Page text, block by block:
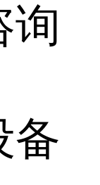
询
备